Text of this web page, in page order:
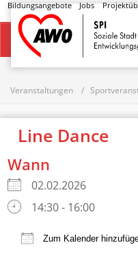
Bildungsangebote Jobs
Startseite
Veranstaltungen
Line Dance
Wann
02.02.2026
14:30 - 16:00
Zum Kalender